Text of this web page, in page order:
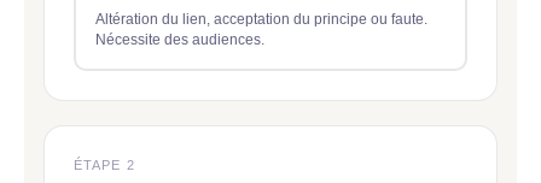
Altération du lien, acceptation du principe ou faute.
Nécessite des audiences.
ÉTAPE 2